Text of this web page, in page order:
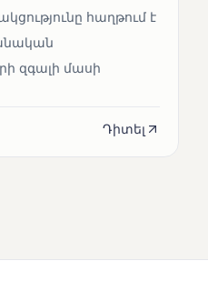
հաղթում է
զգալի մասի
Դիտել